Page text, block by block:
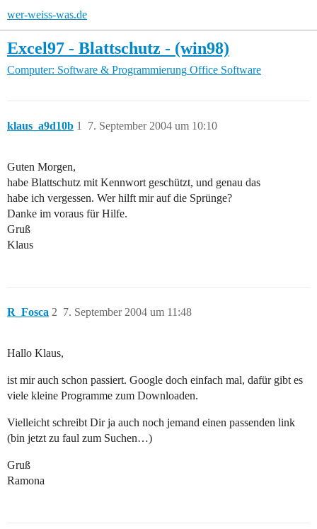
wer-weiss-was.de
Excel97 - Blattschutz - (win98)
Computer: Software & Programmierung Office Software
klaus_a9d10b 7. September 2004 um 10:10
1
Guten Morgen,
habe Blattschutz mit Kennwort geschützt, und genau das
habe ich vergessen. Wer hilft mir auf die Sprünge?
Danke im voraus für Hilfe.
Gruß
Klaus
R_Fosca 7. September 2004 um 11:48
2
Hallo Klaus,
ist mir auch schon passiert. Google doch einfach mal, dafür gibt es
viele kleine Programme zum Downloaden.
Vielleicht schreibt Dir ja auch noch jemand einen passenden link
(bin jetzt zu faul zum Suchen…)
Gruß
Ramona